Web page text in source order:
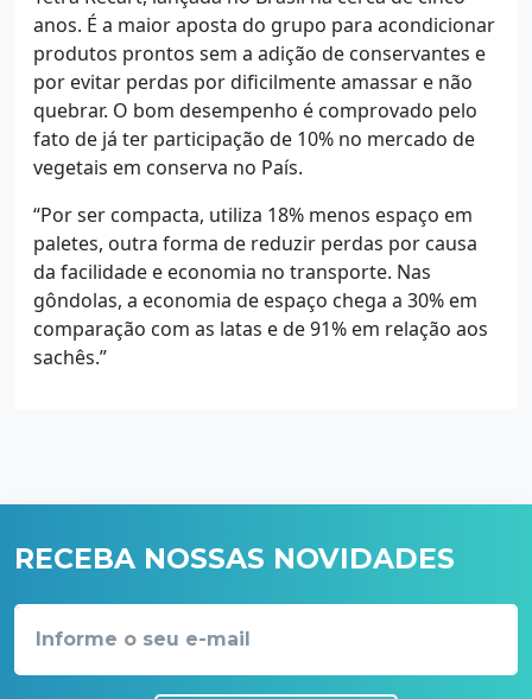
anos. É a maior aposta do grupo para acondicionar
produtos prontos sem a adição de conservantes e
por evitar perdas por dificilmente amassar e não
quebrar. O bom desempenho é comprovado pelo
fato de já ter participação de 10% no mercado de
vegetais em conserva no País.
“Por ser compacta, utiliza 18% menos espaço em
paletes, outra forma de reduzir perdas por causa
da facilidade e economia no transporte. Nas
gôndolas, a economia de espaço chega a 30% em
comparação com as latas e de 91% em relação aos
sachês.”
RECEBA NOSSAS NOVIDADES